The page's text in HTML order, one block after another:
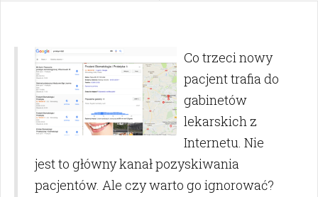
Co trzeci nowy
pacjent trafia do
gabinetów
lekarskich z
Internetu. Nie
jest to główny kanał pozyskiwania
pacjentów. Ale czy warto go ignorować?